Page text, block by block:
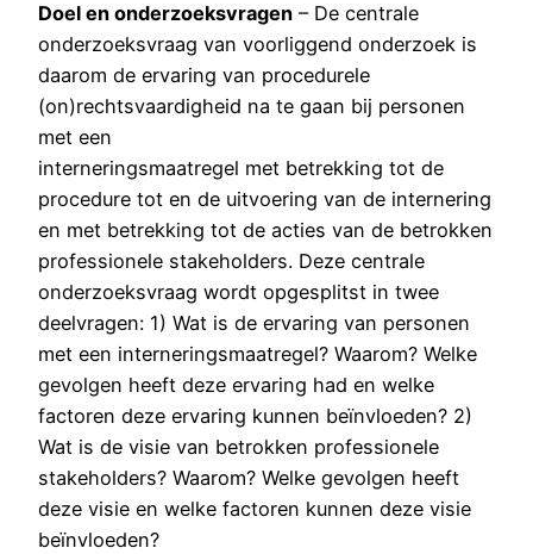
Doel en onderzoeksvragen – De centrale
onderzoeksvraag van voorliggend onderzoek is
daarom de ervaring van procedurele
(on)rechtsvaardigheid na te gaan bij personen
met een
interneringsmaatregel met betrekking tot de
procedure tot en de uitvoering van de internering
en met betrekking tot de acties van de betrokken
professionele stakeholders. Deze centrale
onderzoeksvraag wordt opgesplitst in twee
deelvragen: 1) Wat is de ervaring van personen
met een interneringsmaatregel? Waarom? Welke
gevolgen heeft deze ervaring had en welke
factoren deze ervaring kunnen beïnvloeden? 2)
Wat is de visie van betrokken professionele
stakeholders? Waarom? Welke gevolgen heeft
deze visie en welke factoren kunnen deze visie
beïnvloeden?